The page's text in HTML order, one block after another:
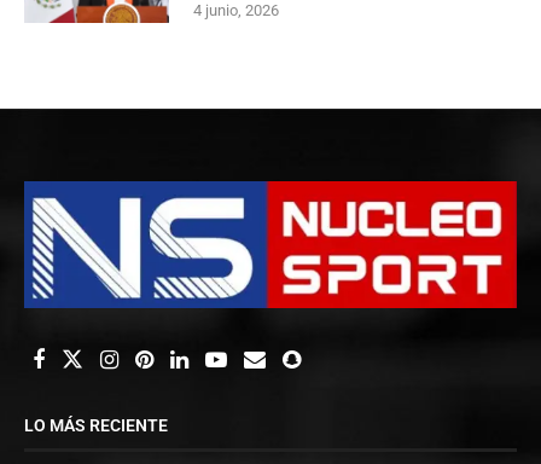
4 junio, 2026
LO MÁS RECIENTE